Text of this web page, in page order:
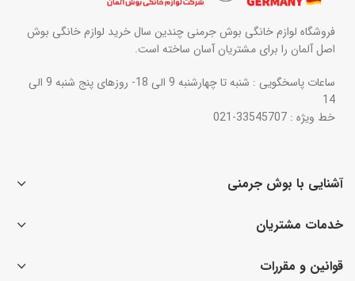
فروشگاه لوازم خانگی بوش جرمنی چندین سال خرید لوازم خانگی بوش
اصل آلمان را برای مشتریان آسان ساخته است.
ساعات پاسخگویی : شنبه تا چهارشنبه 9 الی 18- روزهای پنج شنبه 9 الی
14
خط ویژه : 33545707-021
آشنایی با بوش جرمنی
خدمات مشتریان
قوانین و مقررات